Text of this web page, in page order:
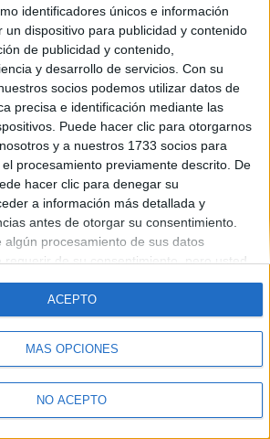
identificadores únicos e información
un dispositivo para publicidad y contenido
de publicidad y contenido,
y desarrollo de servicios. Con su
socios podemos utilizar datos de
precisa e identificación mediante las
Puede hacer clic para otorgarnos
y a nuestros 1733 socios para
procesamiento previamente descrito. De
hacer clic para denegar su
a información más detallada y
antes de otorgar su consentimiento.
algún procesamiento de sus datos
requerir de su consentimiento, pero usted
tal procesamiento. Sus
solo a este sitio web. Puede cambiar
su consentimiento en cualquier
este sitio y haciendo clic en el botón
inferior de la página web.
MÁS OPCIONES
NO ACEPTO
ACEPTO
que acompaña a tu nombre de usuario
somos|Contactar |Anúnciate
privacidad|Condiciones generales
de cookies
S.L.- Diego de León 47 - 28006
- Tel. +34 91 593 2767